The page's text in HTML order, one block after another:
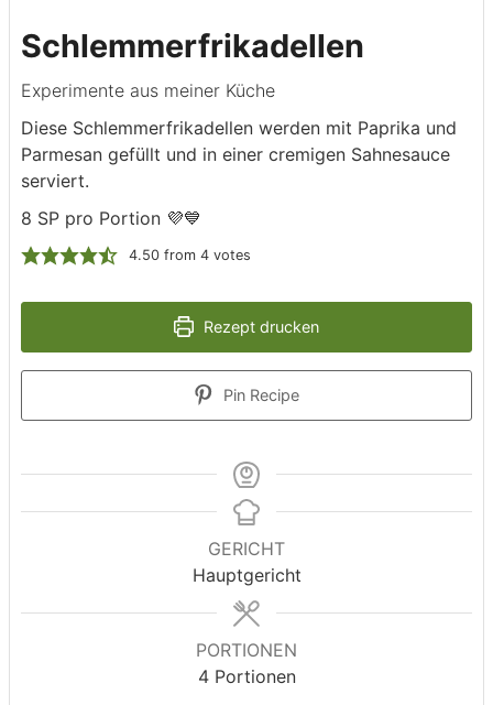
Schlemmerfrikadellen
Experimente aus meiner Küche
Diese Schlemmerfrikadellen werden mit Paprika und
Parmesan gefüllt und in einer cremigen Sahnesauce
serviert.
8 SP pro Portion 💜💙
4.50from 4votes
Rezept drucken
Pin Recipe
GERICHT
Hauptgericht
PORTIONEN
4 Portionen